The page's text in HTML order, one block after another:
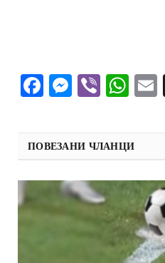
FacebookViber
ПОВЕЗАНИ ЧЛАНЦИ